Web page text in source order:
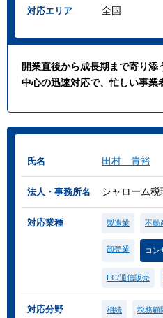
対応エリア 全国
開業直後から成長期まで寄り
中心の迅速対応で、忙しい事業
氏名 田村 貴裕
法人・事務所名 シャローム
対応業種 製造業 不動
卸売業 コン
EC/通信販売
対応分野 相続 税務顧